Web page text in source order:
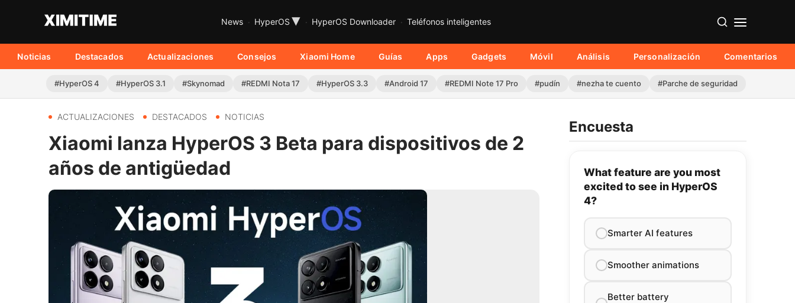
News HyperOS ▾ HyperOS Downloader Teléfonos inteligentes
Noticias Destacados Actualizaciones Consejos Xiaomi Home Guías Apps Gadgets Móvil Análisis Personalización Comentarios
#HyperOS 4 #HyperOS 3.1 #Skynomad #REDMI Nota 17 #HyperOS 3.3 #Android 17 #REDMI Note 17 Pro #pudín #nezha te cuento #Parche de seguridad
ACTUALIZACIONES DESTACADOS NOTICIAS
Xiaomi lanza HyperOS 3 Beta para dispositivos de 2
años de antigüedad
Encuesta
What feature are you most
excited to see in HyperOS
4?
Smarter AI features
Smoother animations
Better battery